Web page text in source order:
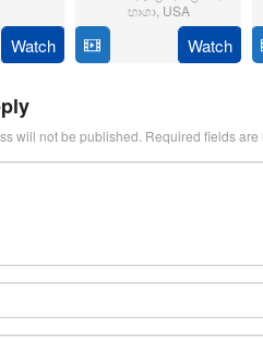
Watch
භාශා, USA
Jul
Matt
Shakman
Watch
will not be published. Required fields are